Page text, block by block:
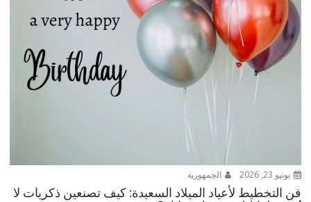
يونيو 23, 2026 الجمهورية
فن التخطيط لأعياد الميلاد السعيدة: كيف تصنعين ذكريات لا